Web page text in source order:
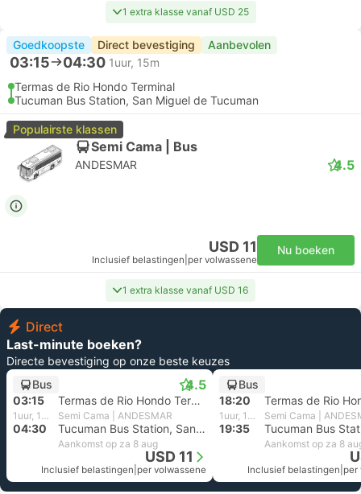
1 extra klasse vanaf USD 25
Goedkoopste Direct bevestiging Aanbevolen
03:15 04:30 1uur, 15m
Termas de Rio Hondo Terminal
Tucuman Bus Station, San Miguel de Tucuman
Populairste klassen
Semi Cama | Bus
ANDESMAR 4.5
USD 11
Inclusief belastingen per volwassene
Nu boeken
1 extra klasse vanaf USD 16
Direct
Last-minute boeken?
Directe bevestiging op onze beste keuzes
Bus
4.5
03:15 Termas de Rio Hondo Terminal
1uur, 15m Semi Cama | ANDESMAR
04:30 Tucuman Bus Station, San Miguel de Tucuman
Aankomst op za 8 aug
USD 11
Inclusief belastingen per volwassene
Bus
18:20
1uur, 15m Semi Cama |
19:35
Aankomst op za 8
Inclusief belastingen per